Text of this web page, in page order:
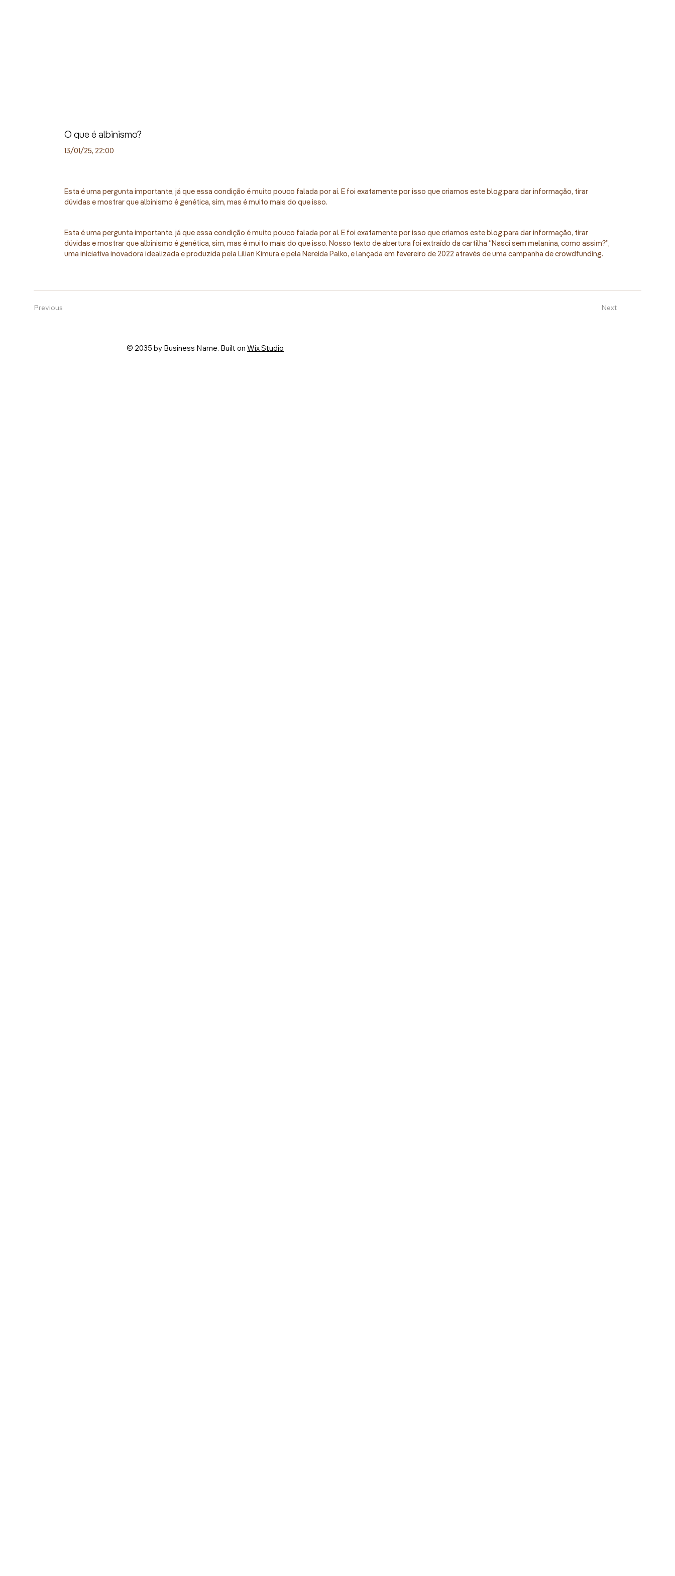
O que é albinismo?
13/01/25, 22:00
Esta é uma pergunta importante, já que essa condição é muito pouco falada por aí. E foi exatamente por isso que criamos este blog: para dar informação, tirar
dúvidas e mostrar que albinismo é genética, sim, mas é muito mais do que isso.
Esta é uma pergunta importante, já que essa condição é muito pouco falada por aí. E foi exatamente por isso que criamos este blog: para dar informação, tirar
dúvidas e mostrar que albinismo é genética, sim, mas é muito mais do que isso. Nosso texto de abertura foi extraído da cartilha “Nasci sem melanina, como assim?”,
uma iniciativa inovadora idealizada e produzida pela Lilian Kimura e pela Nereida Palko, e lançada em fevereiro de 2022 através de uma campanha de crowdfunding.
Previous Next
© 2035 by Business Name. Built on Wix Studio